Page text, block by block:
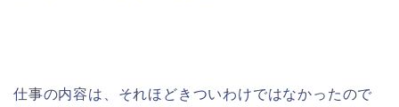
仕事の内容は、それほどきついわけではなかったので